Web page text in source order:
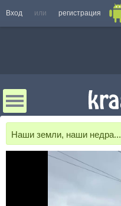
Вход или регистрация
Наши земли, наши недра...